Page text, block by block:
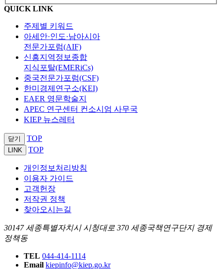
QUICK LINK
주제별 키워드
아세안·인도·남아시아
전문가포럼(AIF)
신흥지역정보종합
지식포탈(EMERiCs)
중국전문가포럼(CSF)
한미경제연구소(KEI)
EAER 영문학술지
APEC 연구센터 컨소시엄 사무국
KIEP 뉴스레터
닫기 TOP
LINK TOP
개인정보처리방침
이용자 가이드
고객헌장
저작권 정책
찾아오시는길
30147 세종특별자치시 시청대로 370 세종국책연구단지 경제
정책동
TEL 044-414-1114
Email kiepinfo@kiep.go.kr